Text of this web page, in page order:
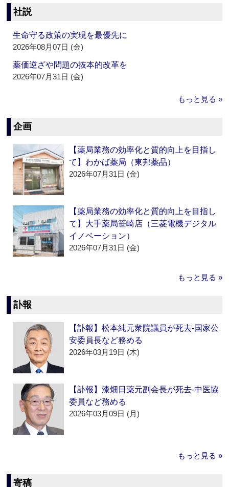
社説
生命守る政策の実現を最優先に
2026年08月07日 (金)
薬価逆ざや問題の抜本的改革を
2026年07月31日 (金)
もっと見る »
企画
【薬局業務の効率化と質的向上を目指し
て】わかば薬局（東邦薬品）
2026年07月31日 (金)
【薬局業務の効率化と質的向上を目指し
て】大手薬局笹崎店（三菱電機デジタル
イノベーション）
2026年07月31日 (金)
もっと見る »
訃報
【訃報】松本純元衆院議員が死去‐国家公
安委員長など務める
2026年03月19日 (木)
【訃報】漆畑日薬元副会長が死去‐中医協
委員など務める
2026年03月09日 (月)
もっと見る »
寄稿